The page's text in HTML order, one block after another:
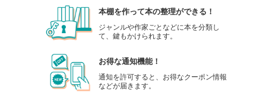
本棚を作って本の整理ができる！
ジャンルや作家ごとなどに本を分類し
て、鍵もかけられます。
お得な通知機能！
通知を許可すると、お得なクーポン情報
などが届きます。